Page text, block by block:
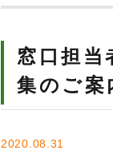
窓口担当
集のご案
2020.08.31